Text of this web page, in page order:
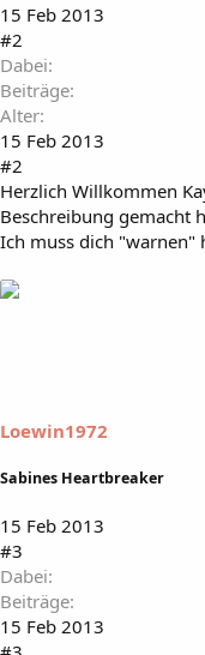
15 Feb 2013
#2
Dabei
Beiträge
Alter
15 Feb 2013
#2
Herzlich Willkommen
Beschreibung gemacht
Ich muss dich "warnen"
Loewin1972
Sabines Heartbreaker
15 Feb 2013
#3
Dabei
Beiträge
15 Feb 2013